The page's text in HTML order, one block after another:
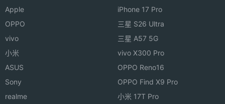
Apple
OPPO
vivo
小米
ASUS
Sony
realme
iPhone 17 Pro
三星 S26 Ultra
三星 A57 5G
vivo X300 Pro
OPPO Reno16
OPPO Find X9 Pro
小米 17T Pro